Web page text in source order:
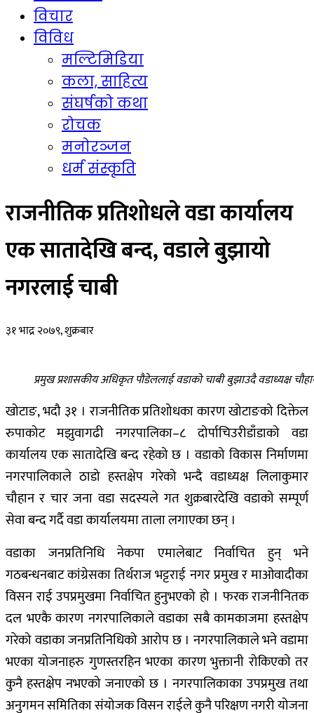
विचार
विविध
मल्टिमिडिया
कला, साहित्य
संघर्षको कथा
रोचक
मनोरञ्जन
धर्म संस्कृति
राजनीतिक प्रतिशोधले वडा कार्यालय
एक सातादेखि बन्द, वडाले बुझायो
नगरलाई चाबी
३१ भाद्र २०७९, शुक्रबार
प्रमुख प्रशासकीय अधिकृत पौडेललाई वडाको चाबी बुझाउदै वडाध्यक्ष
खोटाङ, भदौ ३१ । राजनीतिक प्रतिशोधका कारण खोटाङको दिक्तेल
रुपाकोट मझुवागढी नगरपालिका–८ दोर्पाचिउरीडाँडाको वडा
कार्यालय एक सातादेखि बन्द रहेको छ । वडाको विकास निर्माणमा
नगरपालिकाले ठाडो हस्तक्षेप गरेको भन्दै वडाध्यक्ष लिलाकुमार
चौहान र चार जना वडा सदस्यले गत शुक्रबारदेखि वडाको सम्पूर्ण
सेवा बन्द गर्दै वडा कार्यालयमा ताला लगाएका छन् ।
वडाका जनप्रतिनिधि नेकपा एमालेबाट निर्वाचित हुन् भने
गठबन्धनबाट कांग्रेसका तिर्थराज भट्टराई नगर प्रमुख र माओवादीका
विसन राई उपप्रमुखमा निर्वाचित हुनुभएको हो । फरक राजनीनितक
दल भएकै कारण नगरपालिकाले वडाका सबै कामकाजमा हस्तक्षेप
गरेको वडाका जनप्रतिनिधिको आरोप छ । नगरपालिकाले भने वडामा
भएका योजनाहरु गुणस्तरहिन भएका कारण भुक्तानी रोकिएको तर
कुनै हस्तक्षेप नभएको जनाएको छ । नगरपालिकाका उपप्रमुख तथा
अनुगमन समितिका संयोजक विसन राईले कुनै परिक्षण नगरी योजना